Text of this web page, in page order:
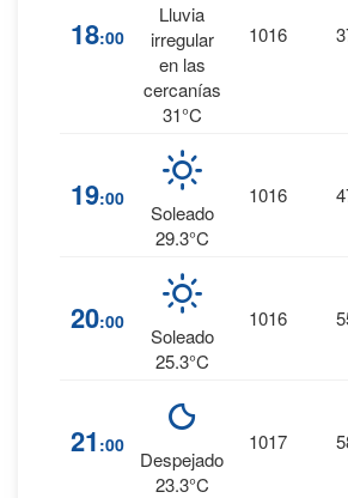
18:00
Lluvia
irregular
en las
cercanías
31°C
1016
19:00
Soleado
29.3°C
1016
20:00
Soleado
25.3°C
1016
21 :00
Despejado
23.3°C
1017